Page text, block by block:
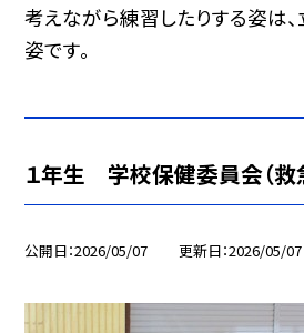
考えながら練習したりする姿は
姿です。
１年生 学校保健委員会（救
公開日 2026/05/07 更新日 2026/05/07